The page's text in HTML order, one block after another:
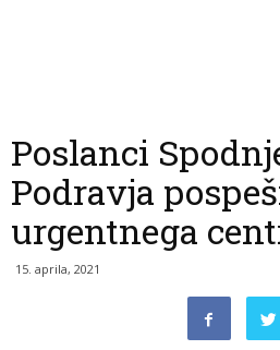
Poslanci
Podravja
urgentnega
15. aprila, 2021